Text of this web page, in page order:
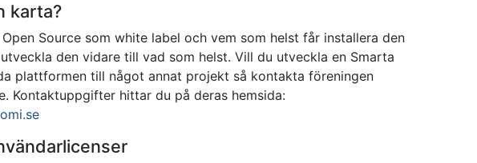
karta?
Source som white label och vem som helst får installera den
den vidare till vad som helst. Vill du utveckla en Smarta
plattformen till något annat projekt så kontakta föreningen
Kontaktuppgifter hittar du på deras hemsida: